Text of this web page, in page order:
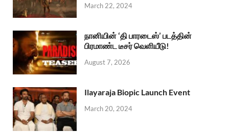
March 22, 2024
நானியின் ‘தி பாரடைஸ்’ படத்தின்
பிரமாண்ட டீசர் வெளியீடு!
August 7, 2026
Ilayaraja Biopic Launch Event
March 20, 2024